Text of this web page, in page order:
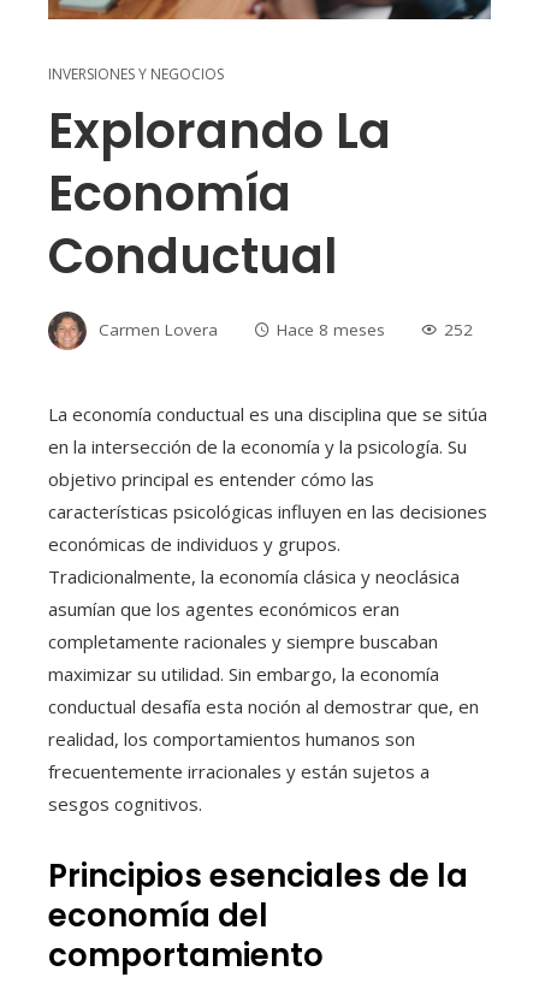
INVERSIONES Y NEGOCIOS
Explorando La
Economía
Conductual
Carmen Lovera Hace 8 meses 252
La economía conductual es una disciplina que se sitúa
en la intersección de la economía y la psicología. Su
objetivo principal es entender cómo las
características psicológicas influyen en las decisiones
económicas de individuos y grupos.
Tradicionalmente, la economía clásica y neoclásica
asumían que los agentes económicos eran
completamente racionales y siempre buscaban
maximizar su utilidad. Sin embargo, la economía
conductual desafía esta noción al demostrar que, en
realidad, los comportamientos humanos son
frecuentemente irracionales y están sujetos a
sesgos cognitivos.
Principios esenciales de la
economía del
comportamiento